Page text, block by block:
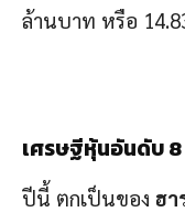
ล้านบาท หรือ
เศรษฐีหุ้นอันดับ 8
ปีนี้ ตกเป็นของ ฮา